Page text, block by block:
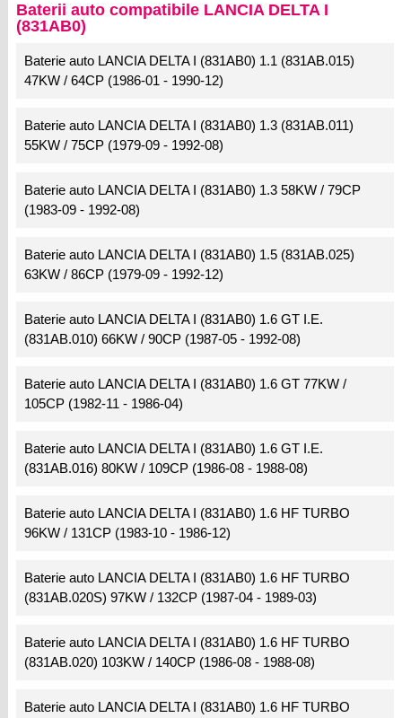
Baterii auto compatibile LANCIA DELTA I
(831AB0)
Baterie auto LANCIA DELTA I (831AB0) 1.1 (831AB.015)
47KW / 64CP (1986-01 - 1990-12)
Baterie auto LANCIA DELTA I (831AB0) 1.3 (831AB.011)
55KW / 75CP (1979-09 - 1992-08)
Baterie auto LANCIA DELTA I (831AB0) 1.3 58KW / 79CP
(1983-09 - 1992-08)
Baterie auto LANCIA DELTA I (831AB0) 1.5 (831AB.025)
63KW / 86CP (1979-09 - 1992-12)
Baterie auto LANCIA DELTA I (831AB0) 1.6 GT I.E.
(831AB.010) 66KW / 90CP (1987-05 - 1992-08)
Baterie auto LANCIA DELTA I (831AB0) 1.6 GT 77KW /
105CP (1982-11 - 1986-04)
Baterie auto LANCIA DELTA I (831AB0) 1.6 GT I.E.
(831AB.016) 80KW / 109CP (1986-08 - 1988-08)
Baterie auto LANCIA DELTA I (831AB0) 1.6 HF TURBO
96KW / 131CP (1983-10 - 1986-12)
Baterie auto LANCIA DELTA I (831AB0) 1.6 HF TURBO
(831AB.020S) 97KW / 132CP (1987-04 - 1989-03)
Baterie auto LANCIA DELTA I (831AB0) 1.6 HF TURBO
(831AB.020) 103KW / 140CP (1986-08 - 1988-08)
Baterie auto LANCIA DELTA I (831AB0) 1.6 HF TURBO